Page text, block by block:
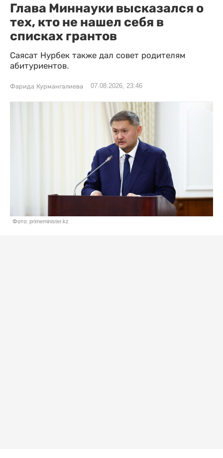
Глава Миннауки высказался о
тех, кто не нашел себя в
списках грантов
Саясат Нурбек также дал совет родителям
абитуриентов.
Фарида Курмангалиева 07.08.2026, 23:46
Фото: primeminister.kz